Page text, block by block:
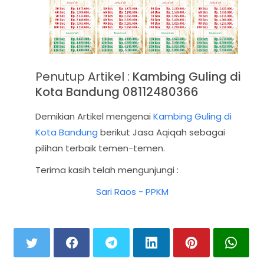
Penutup Artikel : Kambing Guling di
Kota Bandung 08112480366
Demikian Artikel mengenai Kambing Guling di
Kota Bandung berikut Jasa Aqiqah sebagai
pilihan terbaik temen-temen.
Terima kasih telah mengunjungi :
Sari Raos - PPKM